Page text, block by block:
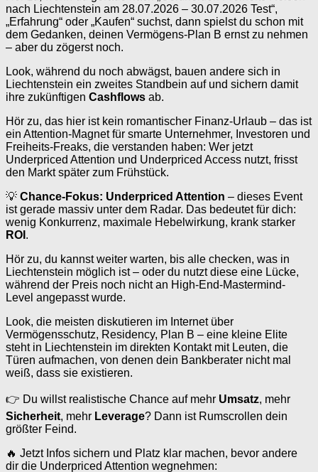
nach Liechtenstein am 28.07.2026 – 30.07.2026 Test“,
„Erfahrung“ oder „Kaufen“ suchst, dann spielst du schon mit
dem Gedanken, deinen Vermögens-Plan B ernst zu nehmen
– aber du zögerst noch.
Look, während du noch abwägst, bauen andere sich in
Liechtenstein ein zweites Standbein auf und sichern damit
ihre zukünftigen Cashflows ab.
Hör zu, das hier ist kein romantischer Finanz-Urlaub – das ist
ein Attention-Magnet für smarte Unternehmer, Investoren und
Freiheits-Freaks, die verstanden haben: Wer jetzt
Underpriced Attention und Underpriced Access nutzt, frisst
den Markt später zum Frühstück.
💡 Chance-Fokus: Underpriced Attention – dieses Event
ist gerade massiv unter dem Radar. Das bedeutet für dich:
wenig Konkurrenz, maximale Hebelwirkung, krank starker
ROI .
Hör zu, du kannst weiter warten, bis alle checken, was in
Liechtenstein möglich ist – oder du nutzt diese eine Lücke,
während der Preis noch nicht an High-End-Mastermind-
Level angepasst wurde.
Look, die meisten diskutieren im Internet über
Vermögensschutz, Residency, Plan B – eine kleine Elite
steht in Liechtenstein im direkten Kontakt mit Leuten, die
Türen aufmachen, von denen dein Bankberater nicht mal
weiß, dass sie existieren.
👉 Du willst realistische Chance auf mehr Umsatz, mehr
Sicherheit, mehr Leverage? Dann ist Rumscrollen dein
größter Feind.
🔥 Jetzt Infos sichern und Platz klar machen, bevor andere
dir die Underpriced Attention wegnehmen: